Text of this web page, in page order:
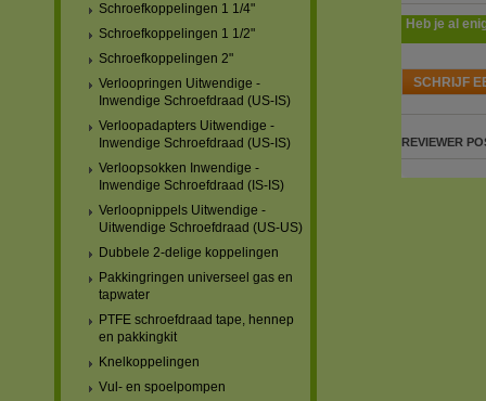
Schroefkoppelingen 1 1/4"
Schroefkoppelingen 1 1/2"
Schroefkoppelingen 2"
Verloopringen Uitwendige -
Inwendige Schroefdraad (US-IS)
Verloopadapters Uitwendige -
Inwendige Schroefdraad (US-IS)
Verloopsokken Inwendige -
Inwendige Schroefdraad (IS-IS)
Verloopnippels Uitwendige -
Uitwendige Schroefdraad (US-US)
Dubbele 2-delige koppelingen
Pakkingringen universeel gas en
tapwater
PTFE schroefdraad tape, hennep
en pakkingkit
Knelkoppelingen
Vul- en spoelpompen
Heb je al
SCHRIJF
REVIEWER